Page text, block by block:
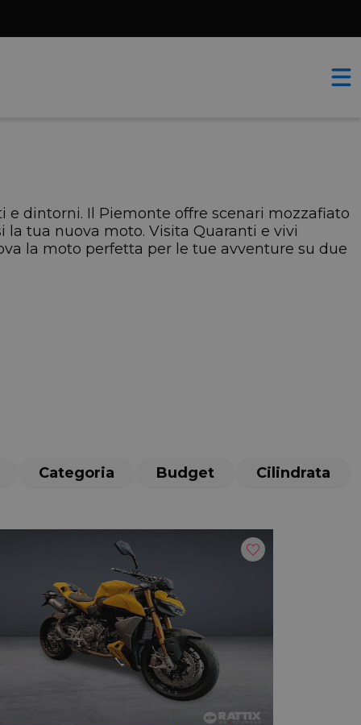
dintorni. Il Piemonte offre scenari mozzafiato
tua nuova moto. Visita Quaranti e vivi
la moto perfetta per le tue avventure su due
Categoria Budget Cilindrata